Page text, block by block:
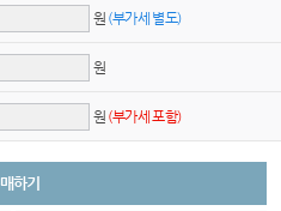
원 (부가세 별도)
원
원 (부가세 포함)
하기